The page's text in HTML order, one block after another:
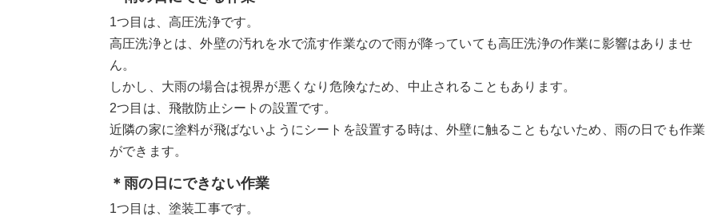
1つ目は、高圧洗浄です。
高圧洗浄とは、外壁の汚れを水で流す作業なので雨が降っていても高圧洗浄の作業に影響はありませ
ん。
しかし、大雨の場合は視界が悪くなり危険なため、中止されることもあります。
2つ目は、飛散防止シートの設置です。
近隣の家に塗料が飛ばないようにシートを設置する時は、外壁に触ることもないため、雨の日でも作業
ができます。
＊雨の日にできない作業
1つ目は、塗装工事です。